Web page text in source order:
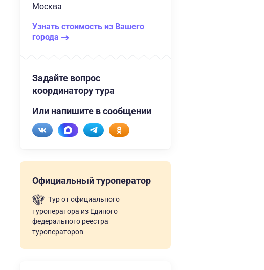
Москва
Узнать стоимость из Вашего
города
Задайте вопрос
координатору тура
Или напишите в сообщении
Официальный туроператор
Тур от официального
туроператора из Единого
федерального реестра
туроператоров